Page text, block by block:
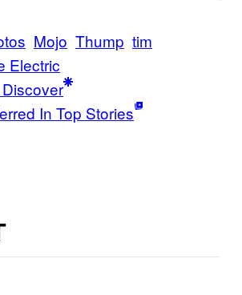
Mojo Thump tim
Electric
In Top Stories